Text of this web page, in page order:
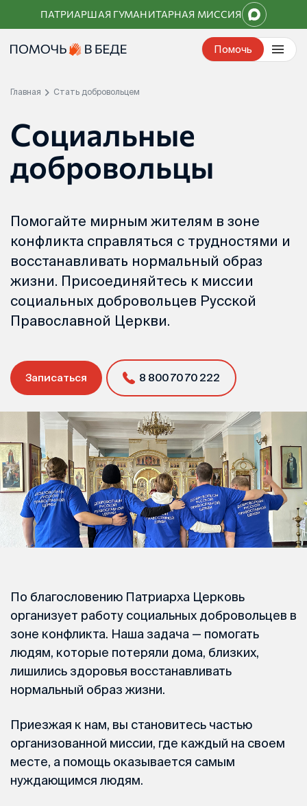
Перейти
к
контенту
ПАТРИАРШАЯ ГУМАНИТАРНАЯ МИССИЯ
Помочь
Главная Стать добровольцем
Социальные
добровольцы
Помогайте мирным жителям в зоне
конфликта справляться с трудностями и
восстанавливать нормальный образ
жизни. Присоединяйтесь к миссии
социальных добровольцев Русской
Православной Церкви.
Записаться 8 800 70 70 222
По благословению Патриарха Церковь
организует работу социальных добровольцев в
зоне конфликта. Наша задача — помогать
людям, которые потеряли дома, близких,
лишились здоровья восстанавливать
нормальный образ жизни.
Приезжая к нам, вы становитесь частью
организованной миссии, где каждый на своем
месте, а помощь оказывается самым
нуждающимся людям.